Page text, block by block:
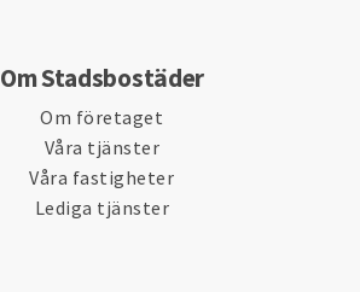
Om Stadsbostäder
Om företaget
Våra tjänster
Våra fastigheter
Lediga tjänster